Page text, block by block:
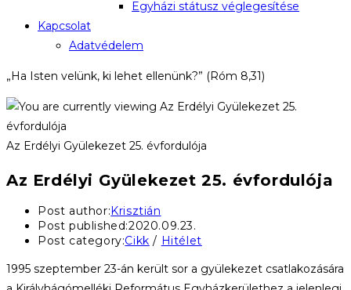
Egyházi státusz véglegesítése
Kapcsolat
Adatvédelem
„Ha Isten velünk, ki lehet ellenünk?” (Róm 8,31)
Az Erdélyi Gyülekezet 25. évfordulója
Az Erdélyi Gyülekezet 25. évfordulója
Post author: Krisztián
Post published:2020.09.23.
Post category:Cikk / Hitélet
1995 szeptember 23-án került sor a gyülekezet csatlakozására